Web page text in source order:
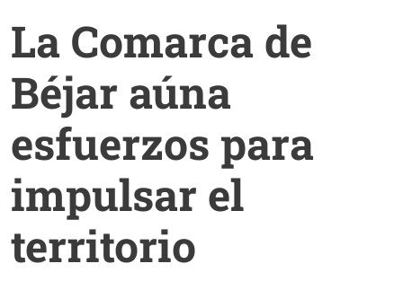
La Comarca de
Béjar aúna
esfuerzos para
impulsar el
territorio